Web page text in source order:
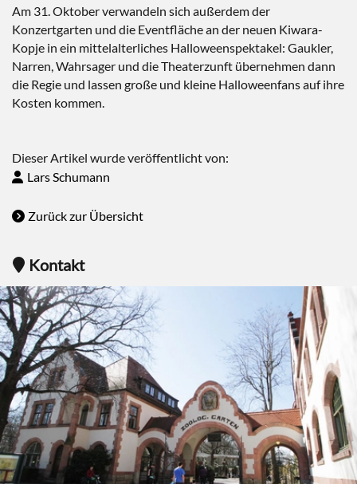
Am 31. Oktober verwandeln sich außerdem der
Konzertgarten und die Eventfläche an der neuen Kiwara-
Kopje in ein mittelalterliches Halloweenspektakel: Gaukler,
Narren, Wahrsager und die Theaterzunft übernehmen dann
die Regie und lassen große und kleine Halloweenfans auf ihre
Kosten kommen.
Dieser Artikel wurde veröffentlicht von:
Lars Schumann
Zurück zur Übersicht
Kontakt